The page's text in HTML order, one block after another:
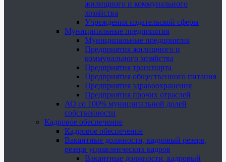
жилищного и коммунального
хозяйства
Учреждения издательской сферы
Муниципальные предприятия
Муниципальные предприятия
Предприятия жилищного и
коммунального хозяйства
Предприятия транспорта
Предприятия общественного питания
Предприятия здравоохранения
Предприятия прочих отраслей
АО со 100% муниципальной долей
собственности
Кадровое обеспечение
Кадровое обеспечение
Вакантные должности, кадровый резерв,
резерв управленческих кадров
Вакантные должности, кадровый